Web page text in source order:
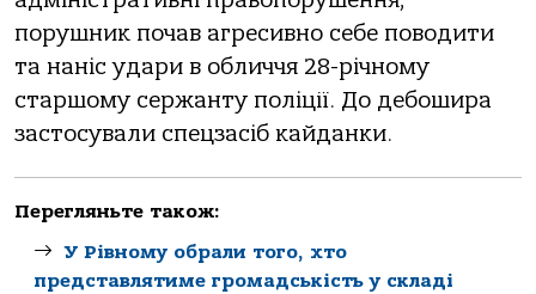
порушник почав агресивно себе поводити
та наніс удари в обличчя 28-річному
старшому сержанту поліції. До дебошира
застосували спецзасіб кайданки.
Перегляньте також:
У Рівному обрали того, хто
представлятиме громадськість у складі